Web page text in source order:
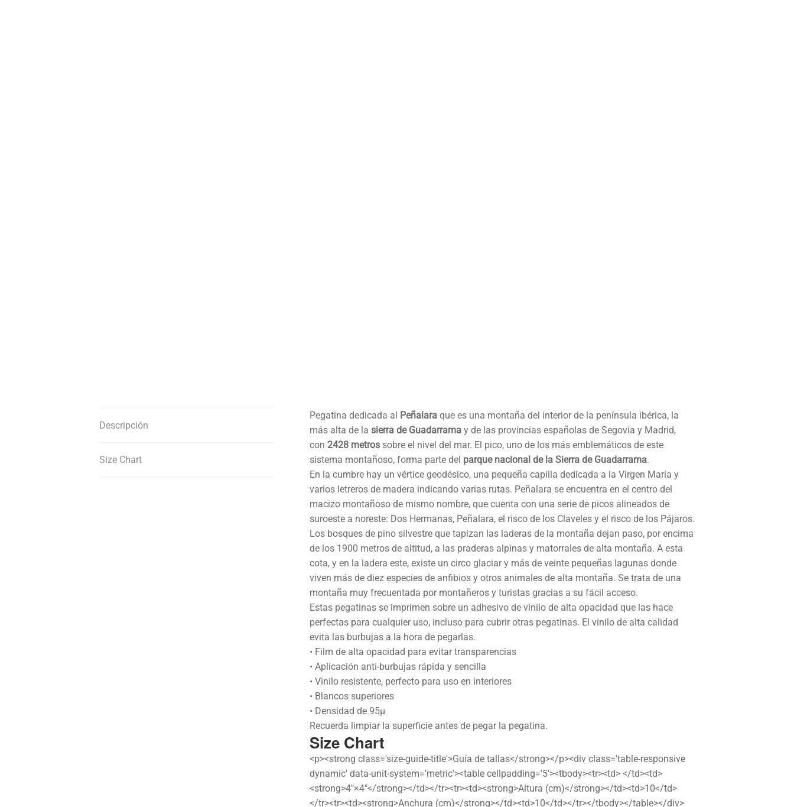
Descripción
Size Chart
Pegatina dedicada al Peñalaraque es una montaña del interior de la península ibérica, la
más alta de la sierra de Guadarramay de las provincias españolas de Segovia y Madrid,
con 2428 metrossobre el nivel del mar. El pico, uno de los más emblemáticos de este
sistema montañoso, forma parte del parque nacional de la Sierra de Guadarrama.
En la cumbre hay un vértice geodésico, una pequeña capilla dedicada a la Virgen María y
varios letreros de madera indicando varias rutas. Peñalara se encuentra en el centro del
macizo montañoso de mismo nombre, que cuenta con una serie de picos alineados de
suroeste a noreste: Dos Hermanas, Peñalara, el risco de los Claveles y el risco de los Pájaros.
Los bosques de pino silvestre que tapizan las laderas de la montaña dejan paso, por encima
de los 1900 metros de altitud, a las praderas alpinas y matorrales de alta montaña. A esta
cota, y en la ladera este, existe un circo glaciar y más de veinte pequeñas lagunas donde
viven más de diez especies de anfibios y otros animales de alta montaña. Se trata de una
montaña muy frecuentada por montañeros y turistas gracias a su fácil acceso.
Estas pegatinas se imprimen sobre un adhesivo de vinilo de alta opacidad que las hace
perfectas para cualquier uso, incluso para cubrir otras pegatinas. El vinilo de alta calidad
evita las burbujas a la hora de pegarlas.
• Film de alta opacidad para evitar transparencias
• Aplicación anti-burbujas rápida y sencilla
• Vinilo resistente, perfecto para uso en interiores
• Blancos superiores
• Densidad de 95µ
Recuerda limpiar la superficie antes de pegar la pegatina.
Size Chart
<p><strong class='size-guide-title'>Guía de tallas</strong></p><div class='table-responsive
dynamic' data-unit-system='metric'><table cellpadding='5'><tbody><tr><td> </td><td>
<strong>4″×4″</strong></td></tr><tr><td><strong>Altura (cm)</strong></td><td>10</td>
</tr><tr><td><strong>Anchura (cm)</strong></td><td>10</td></tr></tbody></table></div>